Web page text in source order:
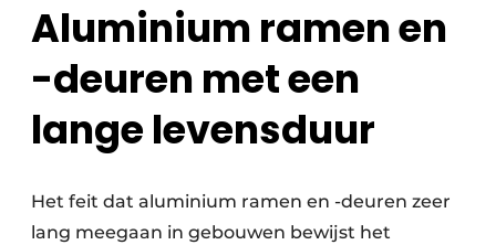
Aluminium ramen en
-deuren met een
lange levensduur
Het feit dat aluminium ramen en -deuren zeer
lang meegaan in gebouwen bewijst het